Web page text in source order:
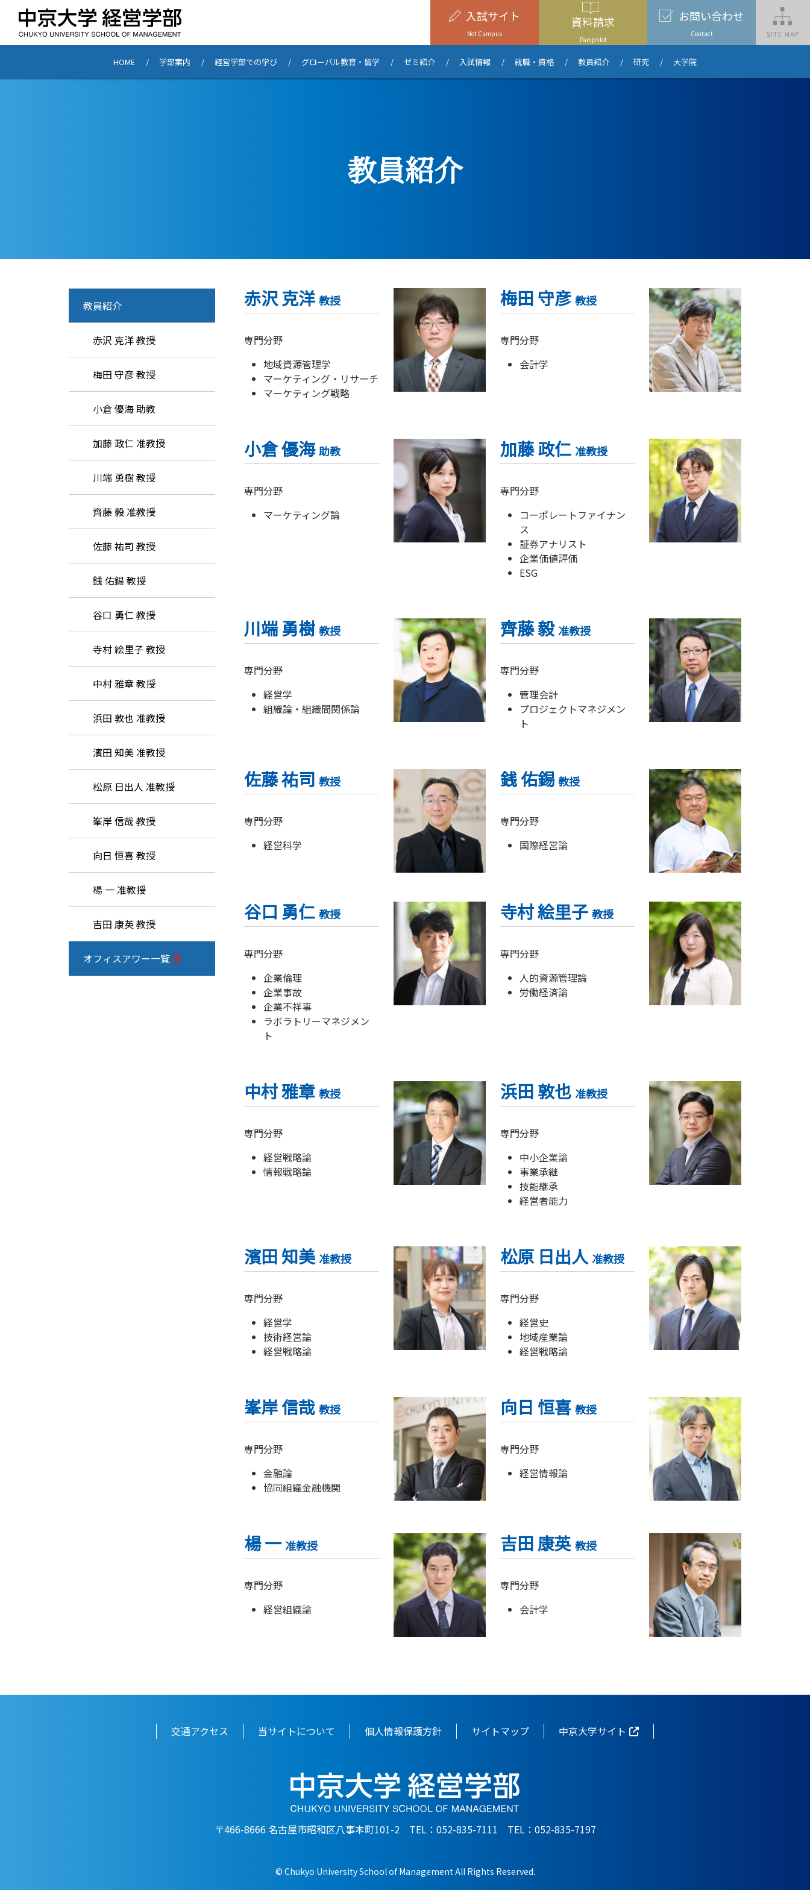
入試サイト
Net Campus
資料請求
Pamphlet
お問い合わせ
Contact
HOME 学部案内 経営学部での学び グローバル教育・留学 ゼミ紹介 入試情報 就職・資格 教員紹介 研究 大学院
教員紹介
赤沢 克洋教授
専門分野
地域資源管理学
マーケティング・リサーチ
マーケティング戦略
梅田 守彦 教授
専門分野
会計学
小倉 優海助教
専門分野
マーケティング論
加藤 政仁 准教授
専門分野
コーポレートファイナン
ス
証券アナリスト
企業価値評価
ESG
川端 勇樹 教授
専門分野
経営学
組織論・組織間関係論
齊藤 毅准教授
専門分野
管理会計
プロジェクトマネジメン
ト
佐藤 祐司 教授
専門分野
経営科学
銭 佑錫教授
専門分野
国際経営論
谷口 勇仁 教授
専門分野
企業倫理
企業事故
企業不祥事
ラボラトリーマネジメン
ト
寺村 絵里子 教授
専門分野
人的資源管理論
労働経済論
中村 雅章 教授
専門分野
経営戦略論
情報戦略論
浜田 敦也 准教授
専門分野
中小企業論
事業承継
技能継承
経営者能力
濱田 知美准教授
専門分野
経営学
技術経営論
経営戦略論
松原 日出人 准教授
専門分野
経営史
地域産業論
経営戦略論
峯岸 信哉 教授
専門分野
金融論
協同組織金融機関
向日 恒喜 教授
専門分野
経営情報論
楊 一准教授
専門分野
経営組織論
吉田 康英 教授
専門分野
会計学
教員紹介
赤沢 克洋 教授
梅田 守彦 教授
小倉 優海 助教
加藤 政仁 准教授
川端 勇樹 教授
齊藤 毅 准教授
佐藤 祐司 教授
銭 佑錫 教授
谷口 勇仁 教授
寺村 絵里子 教授
中村 雅章 教授
浜田 敦也 准教授
濱田 知美 准教授
松原 日出人 准教授
峯岸 信哉 教授
向日 恒喜 教授
楊 一 准教授
吉田 康英 教授
オフィスアワー一覧
交通アクセス 当サイトについて 個人情報保護方針 サイトマップ 中京大学サイト
〒466-8666 名古屋市昭和区八事本町101-2 TEL：052-835-7111 TEL：052-835-7197
© Chukyo University School of Management All Rights Reserved.